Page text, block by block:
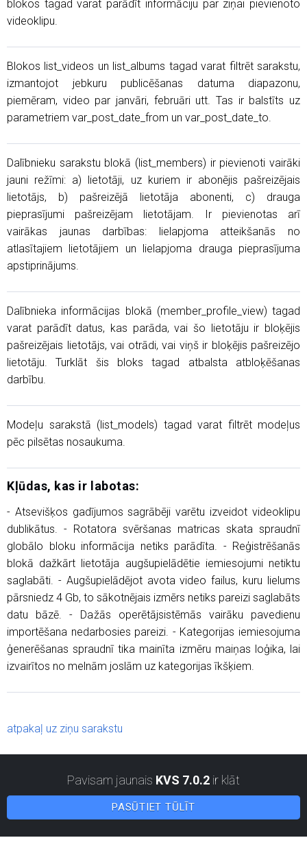
blokos tagad varat parādīt informāciju par ziņai pievienoto
videoklipu.
Blokos list_videos un list_albums tagad varat filtrēt sarakstu,
izmantojot jebkuru publicēšanas datuma diapazonu,
piemēram, video par janvāri, februāri utt. Tas ir balstīts uz
parametriem var_post_date_from un var_post_date_to.
Dalībnieku sarakstu blokā (list_members) ir pievienoti vairāki
jauni režīmi: a) lietotāji, uz kuriem ir abonējis pašreizējais
lietotājs, b) pašreizējā lietotāja abonenti, c) drauga
pieprasījumi pašreizējam lietotājam. Ir pievienotas arī
vairākas jaunas darbības: lielapjoma atteikšanās no
atlasītajiem lietotājiem un lielapjoma drauga pieprasījuma
apstiprinājums.
Dalībnieka informācijas blokā (member_profile_view) tagad
varat parādīt datus, kas parāda, vai šo lietotāju ir bloķējis
pašreizējais lietotājs, vai otrādi, vai viņš ir bloķējis pašreizējo
lietotāju. Turklāt šis bloks tagad atbalsta atbloķēšanas
darbību.
Modeļu sarakstā (list_models) tagad varat filtrēt modeļus
pēc pilsētas nosaukuma.
Kļūdas, kas ir labotas:
- Atsevišķos gadījumos sagrābēji varētu izveidot videoklipu
dublikātus. - Rotatora svēršanas matricas skata spraudnī
globālo bloku informācija netiks parādīta. - Reģistrēšanās
blokā dažkārt lietotāja augšupielādētie iemiesojumi netiktu
saglabāti. - Augšupielādējot avota video failus, kuru lielums
pārsniedz 4 Gb, to sākotnējais izmērs netiks pareizi saglabāts
datu bāzē. - Dažās operētājsistēmās vairāku pavedienu
importēšana nedarbosies pareizi. - Kategorijas iemiesojuma
ģenerēšanas spraudnī tika mainīta izmēru maiņas loģika, lai
izvairītos no melnām joslām uz kategorijas īkšķiem.
atpakaļ uz ziņu sarakstu
Pavisam jaunais KVS 7.0.2 ir klāt
PASŪTIET TŪLĪT